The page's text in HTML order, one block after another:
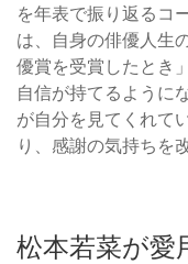
を年表で振り返るコ
は、自身の俳優人生
優賞を受賞したとき
自信が持てるように
が自分を見てくれて
り、感謝の気持ちを
松本若菜が愛